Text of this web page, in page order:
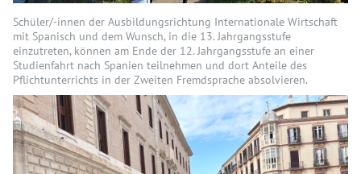
Schüler/-innen der Ausbildungsrichtung Internationale Wirtschaft
mit Spanisch und dem Wunsch, in die 13. Jahrgangsstufe
einzutreten, können am Ende der 12. Jahrgangsstufe an einer
Studienfahrt nach Spanien teilnehmen und dort Anteile des
Pflichtunterrichts in der Zweiten Fremdsprache absolvieren.